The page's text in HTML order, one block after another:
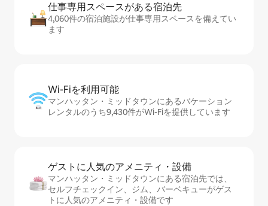
仕事専用ス⁠ペ⁠ー⁠スがあ⁠る宿⁠泊⁠先
4,060件の宿泊施設が仕事専用スペースを備えてい
ます
Wi-Fiを利⁠用⁠可⁠能
マンハッタン・ミッドタウンにあるバケーション
レンタルのうち9,430件がWi-Fiを提供しています
ゲストに人⁠気⁠のア⁠メ⁠ニ⁠テ⁠ィ・設⁠備
マンハッタン・ミッドタウンにある宿泊先では、
セ⁠ル⁠フチ⁠ェ⁠ッ⁠ク⁠イ⁠ン、ジム、バーベキューがゲス
トに人気のアメニティ・設備です